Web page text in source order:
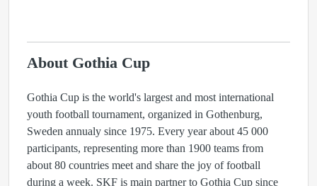
About Gothia Cup
Gothia Cup is the world's largest and most international
youth football tournament, organized in Gothenburg,
Sweden annualy since 1975. Every year about 45 000
participants, representing more than 1900 teams from
about 80 countries meet and share the joy of football
during a week. SKF is main partner to Gothia Cup since